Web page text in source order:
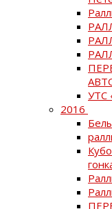
УТС
2016